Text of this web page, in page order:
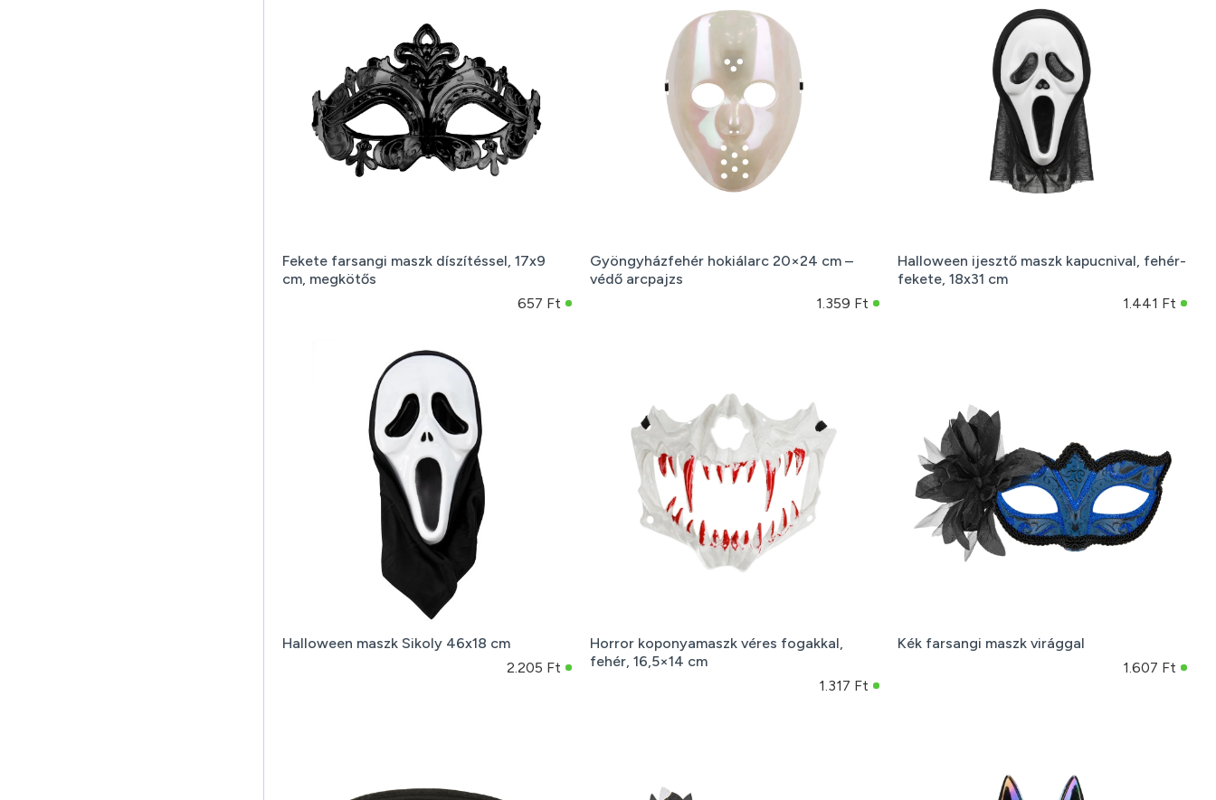
Fekete farsangi maszk díszítéssel, 17x9
cm, megkötős
657 Ft
Gyöngyházfehér hokiálarc 20×24 cm –
védő arcpajzs
1.359 Ft
Halloween ijesztő maszk kapucnival, fehér-
fekete, 18x31 cm
1.441 Ft
Halloween maszk Sikoly 46x18 cm
2.205 Ft
Horror koponyamaszk véres fogakkal,
fehér, 16,5×14 cm
1.317 Ft
Kék farsangi maszk virággal
1.607 Ft